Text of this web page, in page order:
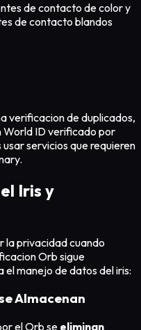
de contacto de color y
de contacto blandos
verificacion de duplicados,
World ID verificado por
servicios que requieren
Iris y
la privacidad cuando
Orb sigue
manejo de datos del iris:
Almacenan
el Orb se eliminan